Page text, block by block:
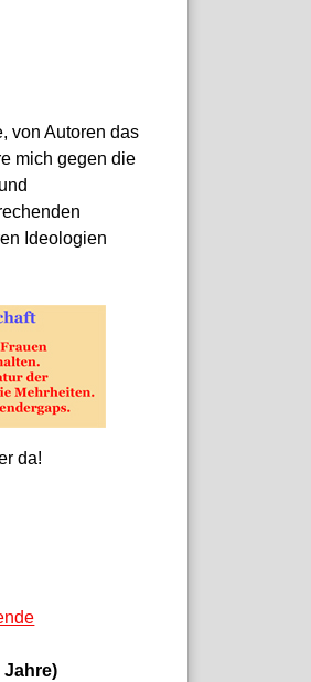
von Autoren das
mich gegen die
Ideologien
da!
Jahre)